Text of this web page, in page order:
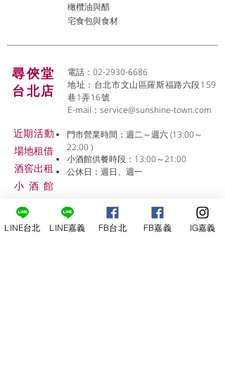
橄欖油與醋
宅食包與食材
尋俠堂
台北店
電話：02-2930-6686
地址：台北市文山區羅斯福路六段159
巷1弄16號
E-mail： service@sunshine-town.com
近期活動
場地租借
​酒窖出租
小酒 館
線上報名
門市營業時間：週二～週六 (13:00～
22:00 )
小酒館供餐時段：13:00～21:00
公休日：週日、週一
LINE台北 LINE嘉義 FB台北 FB嘉義 IG嘉義